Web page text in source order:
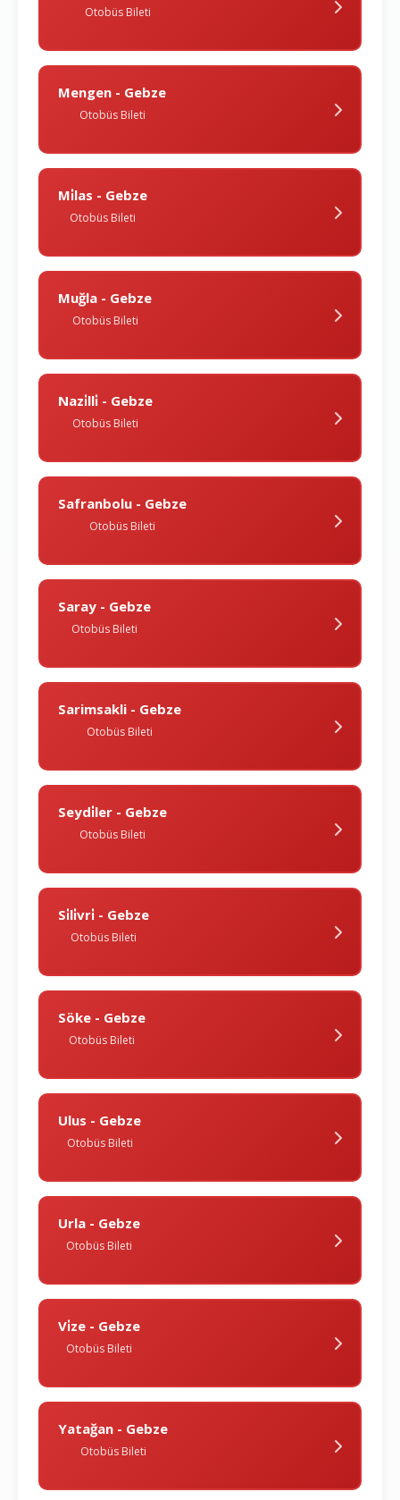
Otobüs Bileti
Mengen - Gebze
Otobüs Bileti
Mi̇las - Gebze
Otobüs Bileti
Muğla - Gebze
Otobüs Bileti
Nazi̇lli̇ - Gebze
Otobüs Bileti
Safranbolu - Gebze
Otobüs Bileti
Saray - Gebze
Otobüs Bileti
Sarimsakli - Gebze
Otobüs Bileti
Seydi̇ler - Gebze
Otobüs Bileti
Si̇li̇vri̇ - Gebze
Otobüs Bileti
Söke - Gebze
Otobüs Bileti
Ulus - Gebze
Otobüs Bileti
Urla - Gebze
Otobüs Bileti
Vi̇ze - Gebze
Otobüs Bileti
Yatağan - Gebze
Otobüs Bileti